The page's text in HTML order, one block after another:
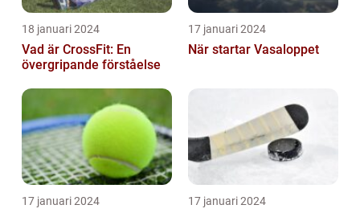
18 januari 2024
Vad är CrossFit: En
övergripande förståelse
17 januari 2024
När startar Vasaloppet
17 januari 2024 17 januari 2024